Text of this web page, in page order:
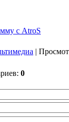
с AtroS
|
0